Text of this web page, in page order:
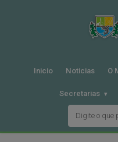
Inicio Noticias O
Secretarias